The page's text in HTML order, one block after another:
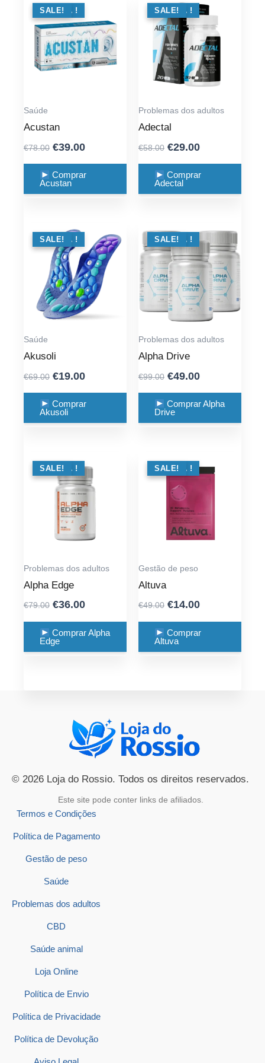
OFERTA !
SALE!
Saúde
Acustan
€78.00 Original
was:
€78.00.
€39.00Current
is:
Comprar
Acustan
OFERTA !
SALE!
Problemas dos adultos
Adectal
€58.00 Original
was:
€58.00.
€29.00Current
is:
Comprar
Adectal
OFERTA !
SALE!
Saúde
Akusoli
€69.00 Original
was:
€69.00.
€19.00Current
is:
Comprar
Akusoli
OFERTA !
SALE!
Problemas dos adultos
Alpha Drive
€99.00 Original
was:
€99.00.
€49.00Current
is:
Comprar Alpha
Drive
OFERTA !
SALE!
Problemas dos adultos
Alpha Edge
€79.00 Original
was:
€79.00.
€36.00Current
is:
Comprar Alpha
Edge
OFERTA !
SALE!
Gestão de peso
Altuva
€49.00 Original
was:
€49.00.
€14.00Current
is:
Comprar
Altuva
© 2026 Loja do Rossio. Todos os direitos reservados.
Este site pode conter links de afiliados.
Termos e Condições
Política de Pagamento
Gestão de peso
Saúde
Problemas dos adultos
CBD
Saúde animal
Loja Online
Política de Envio
Política de Privacidade
Política de Devolução